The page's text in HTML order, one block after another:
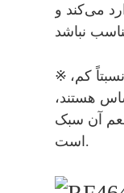
می‌کند و
※ کم،
هستند،
آن سبک
است.